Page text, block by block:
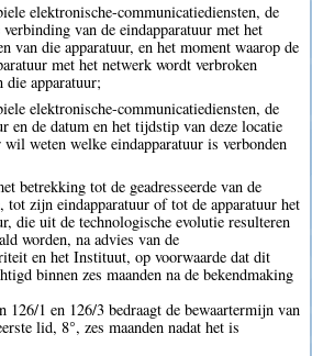
elektronische-communicatiediensten, de
van de eindapparatuur met het
van die apparatuur, en het moment waarop de
met het netwerk wordt verbroken
die apparatuur;
elektronische-communicatiediensten, de
en de datum en het tijdstip van deze locatie
wil weten welke eindapparatuur is verbonden
betrekking tot de geadresseerde van de
tot zijn eindapparatuur of tot de apparatuur het
die uit de technologische evolutie resulteren
worden, na advies van de
en het Instituut, op voorwaarde dat dit
binnen zes maanden na de bekendmaking
1 en 126/3 bedraagt de bewaartermijn van
lid, 8°, zes maanden nadat het is